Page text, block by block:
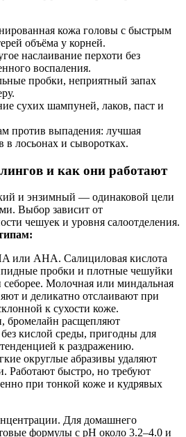
кожа головы с быстрым
объёма у корней.
наслаивание перхоти без
воспаления.
пробки, неприятный запах
сухих шампуней, лаков, паст и
против выпадения: лучшая
в лосьонах и сыворотках.
и как они работают
и энзимный — одинаковой цели
Выбор зависит от
чешуек и уровня салоотделения.
или AHA. Салициловая кислота
пробки и плотные чешуйки
Молочная или миндальная
и деликатно отслаивают при
к сухости коже.
расщепляют
кислой среды, пригодны для
к раздражению.
округлые абразивы удаляют
Работают быстро, но требуют
при тонкой коже и кудрявых
Для домашнего
формулы с pH около 3.2–4.0 и